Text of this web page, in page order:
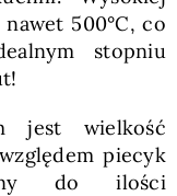
500°C, co
stopniu
jest wielkość
piecyk
do ilości